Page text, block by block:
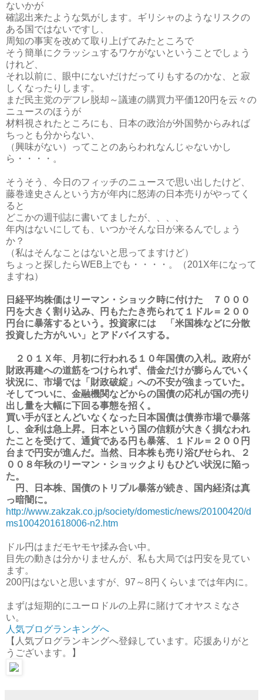
ないかが
確認出来たような気がします。ギリシャのようなリスクの
ある国ではないですし、
周知の事実を改めて取り上げてみたところで
そう簡単にクラッシュするワケがないということでしょう
けれど、
それ以前に、眼中にないだけだってりもするのかな、と寂
しくなったりします。
まだ民主党のデフレ脱却～議連の購買力平価120円を云々の
ニュースのほうが
材料視されたところにも、日本の政治が外国勢からみれば
ちっとも分からない、
（興味がない）ってことのあらわれなんじゃないかし
ら・・・・。
そうそう、今日のフィッチのニュースで思い出したけど、
藤巻達史さんという方が年内に怒涛の日本売りがやってく
ると
どこかの週刊誌に書いてましたが、、、、
年内はないにしても、いつかそんな日が来るんでしょう
か？
（私はそんなことはないと思ってますけど）
ちょっと探したらWEB上でも・・・・。（201X年になって
ますね）
日経平均株価はリーマン・ショック時に付けた ７０００
円を大きく割り込み、円もたたき売られて１ドル＝２００
円台に暴落するという。投資家には 「米国株などに分散
投資した方がいい」とアドバイスする。
２０１Ｘ年、月初に行われる１０年国債の入札。政府が
財政再建への道筋をつけられず、借金だけが膨らんでいく
状況に、市場では「財政破綻」への不安が強まっていた。
そしてついに、金融機関などからの国債の応札が国の売り
出し量を大幅に下回る事態を招く。
買い手がほとんどいなくなった日本国債は債券市場で暴落
し、金利は急上昇。日本という国の信頼が大きく損なわれ
たことを受けて、通貨である円も暴落、１ドル＝２００円
台まで円安が進んだ。 当然、日本株も売り浴びせられ、２
００８年秋のリーマン・ショックよりもひどい状況に陥っ
た。
円、日本株、国債のトリプル暴落が続き、国内経済は真
っ暗闇に。
http://www.zakzak.co.jp/society/domestic/news/20100420/d
ms1004201618006-n2.htm
ドル円はまだモヤモヤ揉み合い中。
目先の動きは分かりませんが、私も大局では円安を見てい
ます。
200円はないと思いますが、97～8円くらいまでは年内に。
まずは短期的にユーロドルの上昇に賭けてオヤスミなさ
い。
人気ブログランキングへ
【人気ブログランキングへ登録しています。応援ありがと
うございます。】